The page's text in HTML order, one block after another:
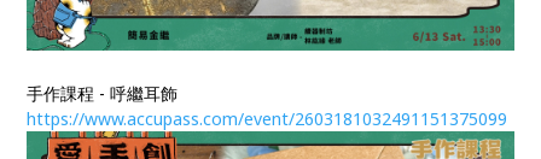
手作課程 - 呼繼耳飾
https://www.accupass.com/event/2603181032491151375099